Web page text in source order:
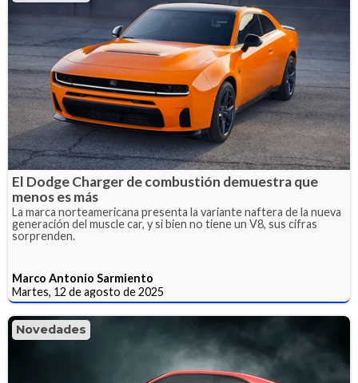
El Dodge Charger de combustión demuestra que
menos es más
La marca norteamericana presenta la variante naftera de la nueva
generación del muscle car, y si bien no tiene un V8, sus cifras
sorprenden.
Marco Antonio Sarmiento
Martes, 12 de agosto de 2025
Novedades